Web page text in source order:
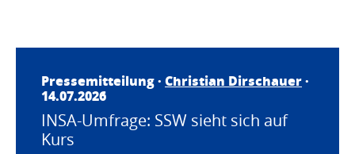
Pressemitteilung · Christian Dirschauer·
14.07.2026
INSA-Umfrage: SSW sieht sich auf
Kurs